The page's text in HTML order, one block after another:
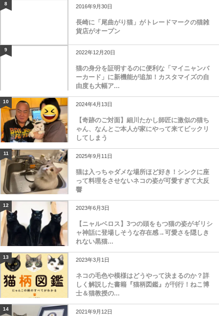
8 2016年9月30日
長崎に「尾曲がり猫」がトレードマークの猫雑
貨店がオープン
9 2022年12月20日
猫の身分を証明するのに便利な「マイニャンバ
ーカード」に新機能が追加！カスタマイズの自
由度も大幅ア...
10 2024年4月13日
【奇跡のご対面】細川たかし師匠に激似の猫ち
ゃん、なんとご本人が家にやって来てビックリ
してしまう
11 2025年9月11日
猫は入っちゃダメな場所ほど好き！シンクに座
って料理をさせないネコの姿が可愛すぎて大反
響
12 2023年6月3日
【ニャルベロス】3つの頭をもつ猫の姿がギリシ
ャ神話に登場しそうな存在感→可愛さを隠しき
れない黒猫...
13 2023年3月1日
ネコの毛色や模様はどうやって決まるのか？詳
しく解説した書籍『猫柄図鑑』が刊行！ねこ博
士＆猫教授の...
14 2021年9月12日